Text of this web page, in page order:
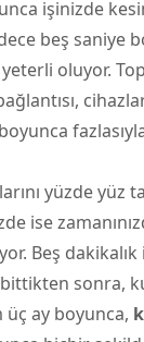
işinizde
beş saniye
oluyor.
yüzde yüz
ise
Beş dakikalık
sonra,
üç ay boyunca,